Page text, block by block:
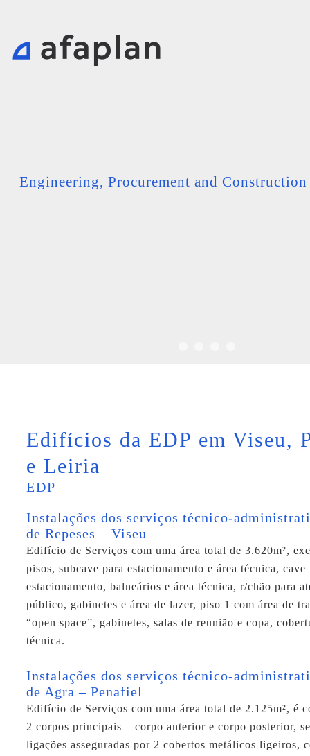
Engineering, Procurement and Construction
Edifícios da EDP em Viseu,
e Leiria
EDP
Instalações dos serviços técnico-
de Repeses – Viseu
Edifício de Serviços com uma área total de 3.620m²,
pisos, subcave para estacionamento e área técnica, cave
estacionamento, balneários e área técnica, r/chão para
público, gabinetes e área de lazer, piso 1 com área de
“open space”, gabinetes, salas de reunião e copa,
técnica.
Instalações dos serviços técnico-
de Agra – Penafiel
Edifício de Serviços com uma área total de 2.125m², é
2 corpos principais – corpo anterior e corpo posterior,
ligações asseguradas por 2 cobertos metálicos ligeiros,